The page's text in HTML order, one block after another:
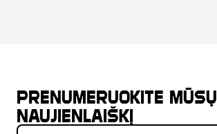
Prenumeruokite mūsų
naujienlaiškį